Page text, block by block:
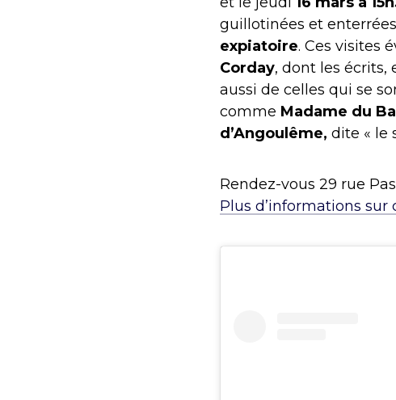
guillotinées et
expiatoire. Ces visites
Corday, dont les écrits,
aussi de celles qui se
comme Madame du
d’Angoulême, dite « le
Rendez-vous 29 rue
Plus d’informations sur